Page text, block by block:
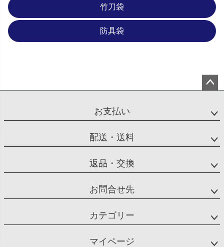
竹刀袋
防具袋
ップ
お支払い
配送・送料
返品・交換
お問合せ先
カテゴリー
マイページ